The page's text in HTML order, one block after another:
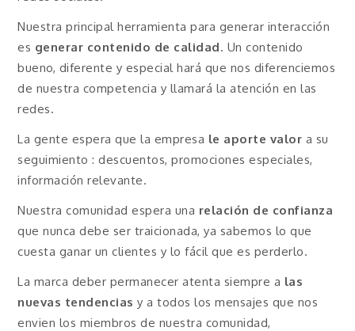
Nuestra principal herramienta para generar interacción
es generar contenido de calidad. Un contenido
bueno, diferente y especial hará que nos diferenciemos
de nuestra competencia y llamará la atención en las
redes.
La gente espera que la empresa le aporte valor a su
seguimiento : descuentos, promociones especiales,
información relevante.
Nuestra comunidad espera una relación de confianza
que nunca debe ser traicionada, ya sabemos lo que
cuesta ganar un clientes y lo fácil que es perderlo.
La marca deber permanecer atenta siempre a las
nuevas tendencias y a todos los mensajes que nos
envien los miembros de nuestra comunidad,